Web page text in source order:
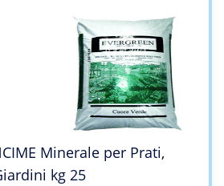
Minerale per Prati,
kg 25